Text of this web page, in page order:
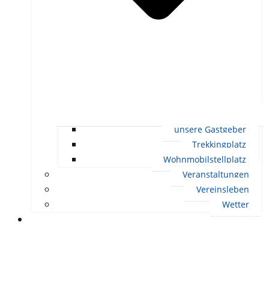
unsere Gastgeber
Trekkingplatz
Wohnmobilstellplatz
Veranstaltungen
Vereinsleben
Wetter
LEBEN IN ERNDTEBRÜCK